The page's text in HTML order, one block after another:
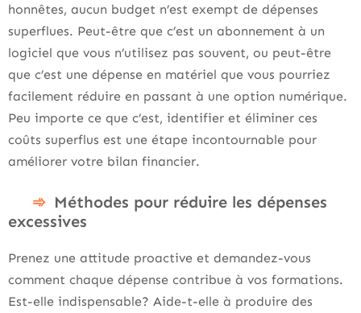
honnêtes, aucun budget n’est exempt de dépenses
superflues. Peut-être que c’est un abonnement à un
logiciel que vous n’utilisez pas souvent, ou peut-être
que c’est une dépense en matériel que vous pourriez
facilement réduire en passant à une option numérique.
Peu importe ce que c’est, identifier et éliminer ces
coûts superflus est une étape incontournable pour
améliorer votre bilan financier.
Méthodes pour réduire les dépenses
excessives
Prenez une attitude proactive et demandez-vous
comment chaque dépense contribue à vos formations.
Est-elle indispensable? Aide-t-elle à produire des